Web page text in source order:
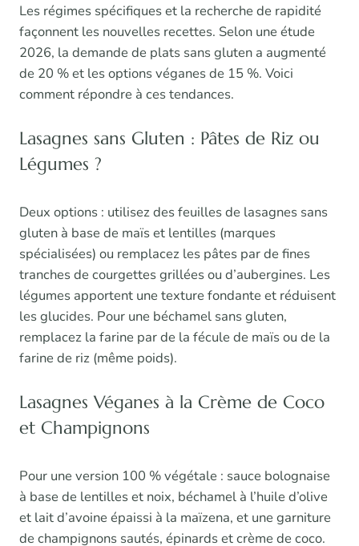
Les régimes spécifiques et la recherche de rapidité
façonnent les nouvelles recettes. Selon une étude
2026, la demande de plats sans gluten a augmenté
de 20 % et les options véganes de 15 %. Voici
comment répondre à ces tendances.
Lasagnes sans Gluten : Pâtes de Riz ou
Légumes ?
Deux options : utilisez des feuilles de lasagnes sans
gluten à base de maïs et lentilles (marques
spécialisées) ou remplacez les pâtes par de fines
tranches de courgettes grillées ou d’aubergines. Les
légumes apportent une texture fondante et réduisent
les glucides. Pour une béchamel sans gluten,
remplacez la farine par de la fécule de maïs ou de la
farine de riz (même poids).
Lasagnes Véganes à la Crème de Coco
et Champignons
Pour une version 100 % végétale : sauce bolognaise
à base de lentilles et noix, béchamel à l’huile d’olive
et lait d’avoine épaissi à la maïzena, et une garniture
de champignons sautés, épinards et crème de coco.